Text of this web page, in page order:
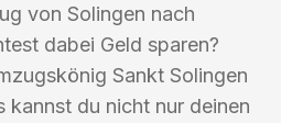
von Solingen nach
dabei Geld sparen?
Sankt Solingen
kannst du nicht nur deinen